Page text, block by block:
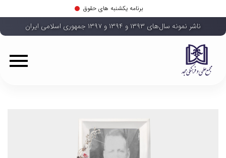
برنامه یکشنبه های حقوق
ناشر نمونه سال‌های ۱۳۹۳ و ۱۳۹۴ و ۱۳۹۷ جمهوری اسلامی ایران